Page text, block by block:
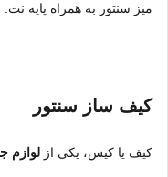
میز سنتور به همراه پایه نت.
کیف ساز سنتور
کیف یا کیس، یکی ازلوازم